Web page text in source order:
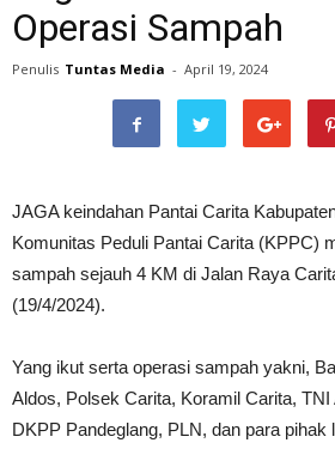
Operasi Sampah
Penulis Tuntas Media - April 19, 2024
JAGA keindahan Pantai Carita
Komunitas Peduli Pantai Carita (KPPC)
sampah sejauh 4 KM di Jalan Raya
(19/4/2024).
Yang ikut serta operasi sampah yakni,
Aldos, Polsek Carita, Koramil Carita, TNI
DKPP Pandeglang, PLN, dan para pihak